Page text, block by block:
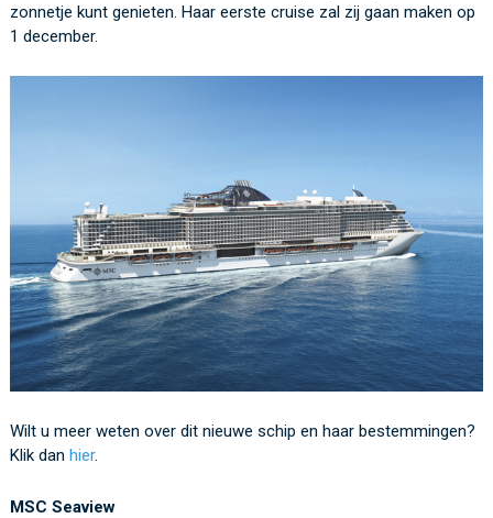
zonnetje kunt genieten. Haar eerste cruise zal zij gaan maken op
1 december.
Wilt u meer weten over dit nieuwe schip en haar bestemmingen?
Klik dan hier.
MSC Seaview